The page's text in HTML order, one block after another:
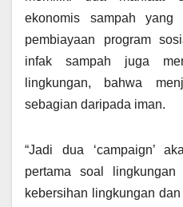
ekonomis sampah yang
pembiayaan program
infak sampah juga
lingkungan, bahwa
sebagian daripada iman.
“Jadi dua ‘campaign’
pertama soal
kebersihan lingkungan